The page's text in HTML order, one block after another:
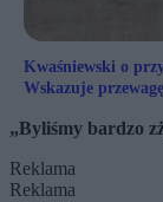
Kwaśniewski o
Wskazuje
„Byliśmy bardzo
Reklama
Reklama